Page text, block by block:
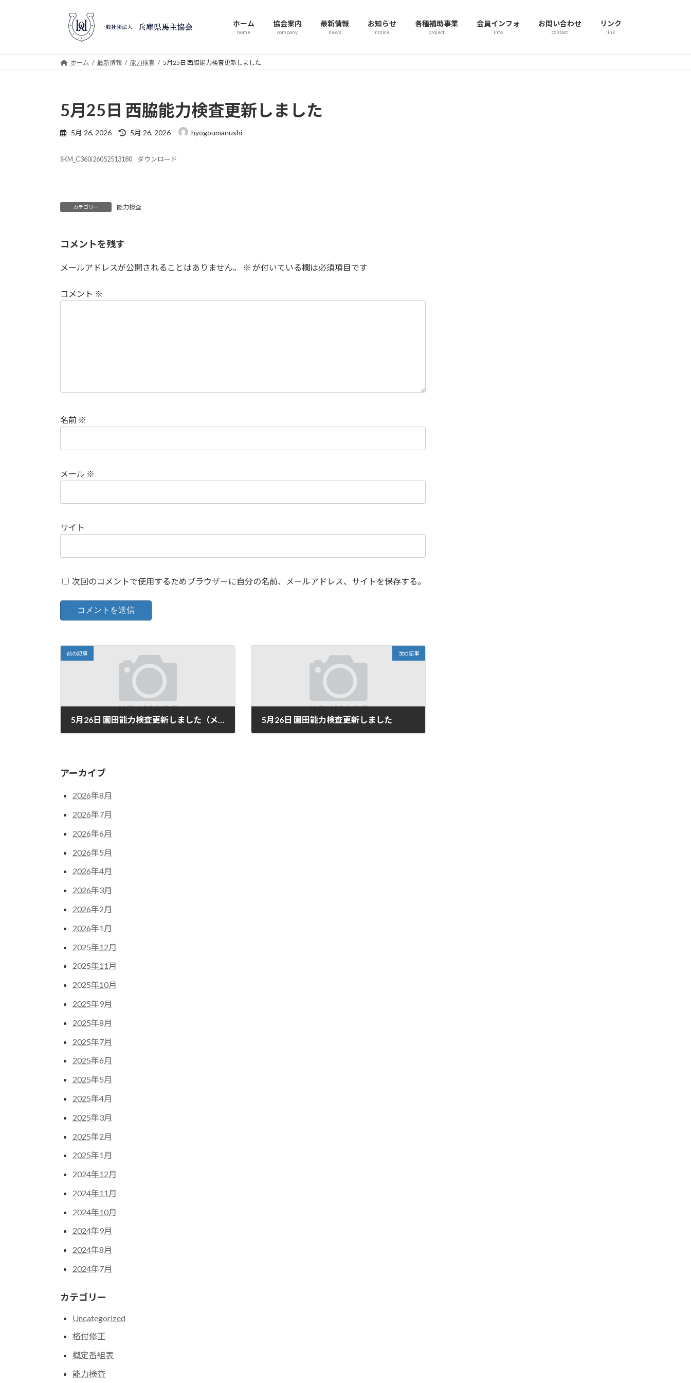
ホーム
home
協会案内
company
最新情報
news
お知らせ
notice
各種補助事業
project
会員インフォ
info
お問い合わせ
contact
リンク
link
ホーム 最新情報 能力検査 5月25日 西脇能力検査更新しました
5月25日 西脇能力検査更新しました
5月 26, 2026
最
新
5月 26, 2026 hyogoumanushi
SKM_C360i26052513180 ダウンロード
カテゴリー 能力検査
コメントを残す
メールアドレスが公開されることはありません。 ※ が付いている欄は必須項目です
コメント ※
名前 ※
メール ※
サイト
次回のコメントで使用するためブラウザーに自分の名前、メールアドレス、サイトを保存する。
前の記事 次の記事
5月26日 園田能力検査更新しました
アーカイブ
2026年8月
2026年7月
2026年6月
2026年5月
2026年4月
2026年3月
2026年2月
2026年1月
2025年12月
2025年11月
2025年10月
2025年9月
2025年8月
2025年7月
2025年6月
2025年5月
2025年4月
2025年3月
2025年2月
2025年1月
2024年12月
2024年11月
2024年10月
2024年9月
2024年8月
2024年7月
カテゴリー
Uncategorized
格付修正
概定番組表
能力検査